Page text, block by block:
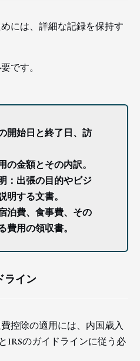
には、詳細な記録を保持す
です。
開始日と終了日、訪
の金額とその内訳。
：出張の目的やビジ
明する文書。
泊費、食事費、その
費用の領収書。
ライン
控除の適用には、内国歳入
IRSのガイドラインに従う必